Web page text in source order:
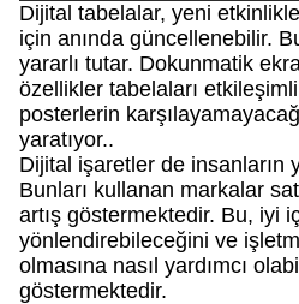
Dijital tabelalar, yeni
için anında güncellenebilir.
yararlı tutar. Dokunmatik
özellikler tabelaları
posterlerin
yaratıyor..
Dijital işaretler de insanların
Bunları kullanan markalar
artış göstermektedir. Bu, iyi
yönlendirebileceğini ve
olmasına nasıl yardımcı
göstermektedir.